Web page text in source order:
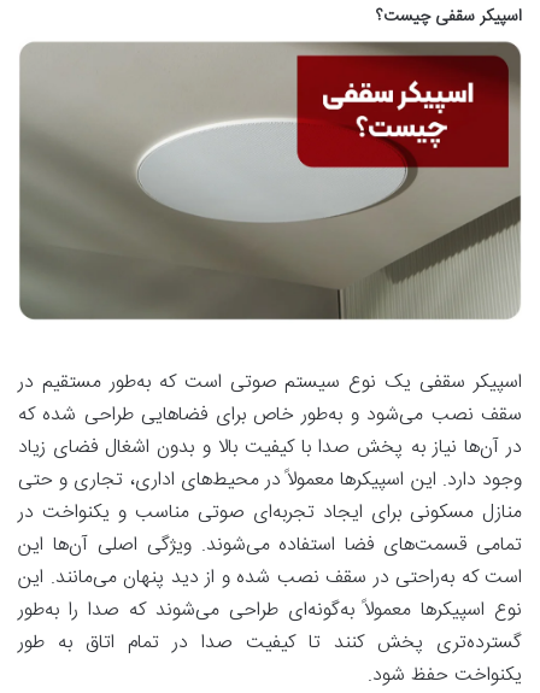
اسپیکر سقفی چیست؟
اسپیکر سقفی یک نوع سیستم صوتی است که به‌طور مستقیم در
سقف نصب می‌شود و به‌طور خاص برای فضاهایی طراحی شده که
در آن‌ها نیاز به پخش صدا با کیفیت بالا و بدون اشغال فضای زیاد
وجود دارد. این اسپیکرها معمولاً در محیط‌های اداری، تجاری و حتی
منازل مسکونی برای ایجاد تجربه‌ای صوتی مناسب و یکنواخت در
تمامی قسمت‌های فضا استفاده می‌شوند. ویژگی اصلی آن‌ها این
است که به‌راحتی در سقف نصب شده و از دید پنهان می‌مانند. این
نوع اسپیکرها معمولاً به‌گونه‌ای طراحی می‌شوند که صدا را به‌طور
گسترده‌تری پخش کنند تا کیفیت صدا در تمام اتاق به طور
یکنواخت حفظ شود.